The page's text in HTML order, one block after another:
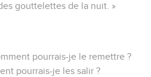
gouttelettes de la nuit. »
pourrais-je le remettre ?
pourrais-je les salir ?